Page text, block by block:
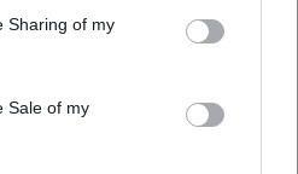
Sharing of my
Sale of my